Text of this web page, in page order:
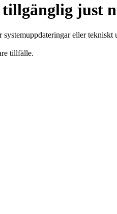
tillgänglig just
eller
tillfälle.